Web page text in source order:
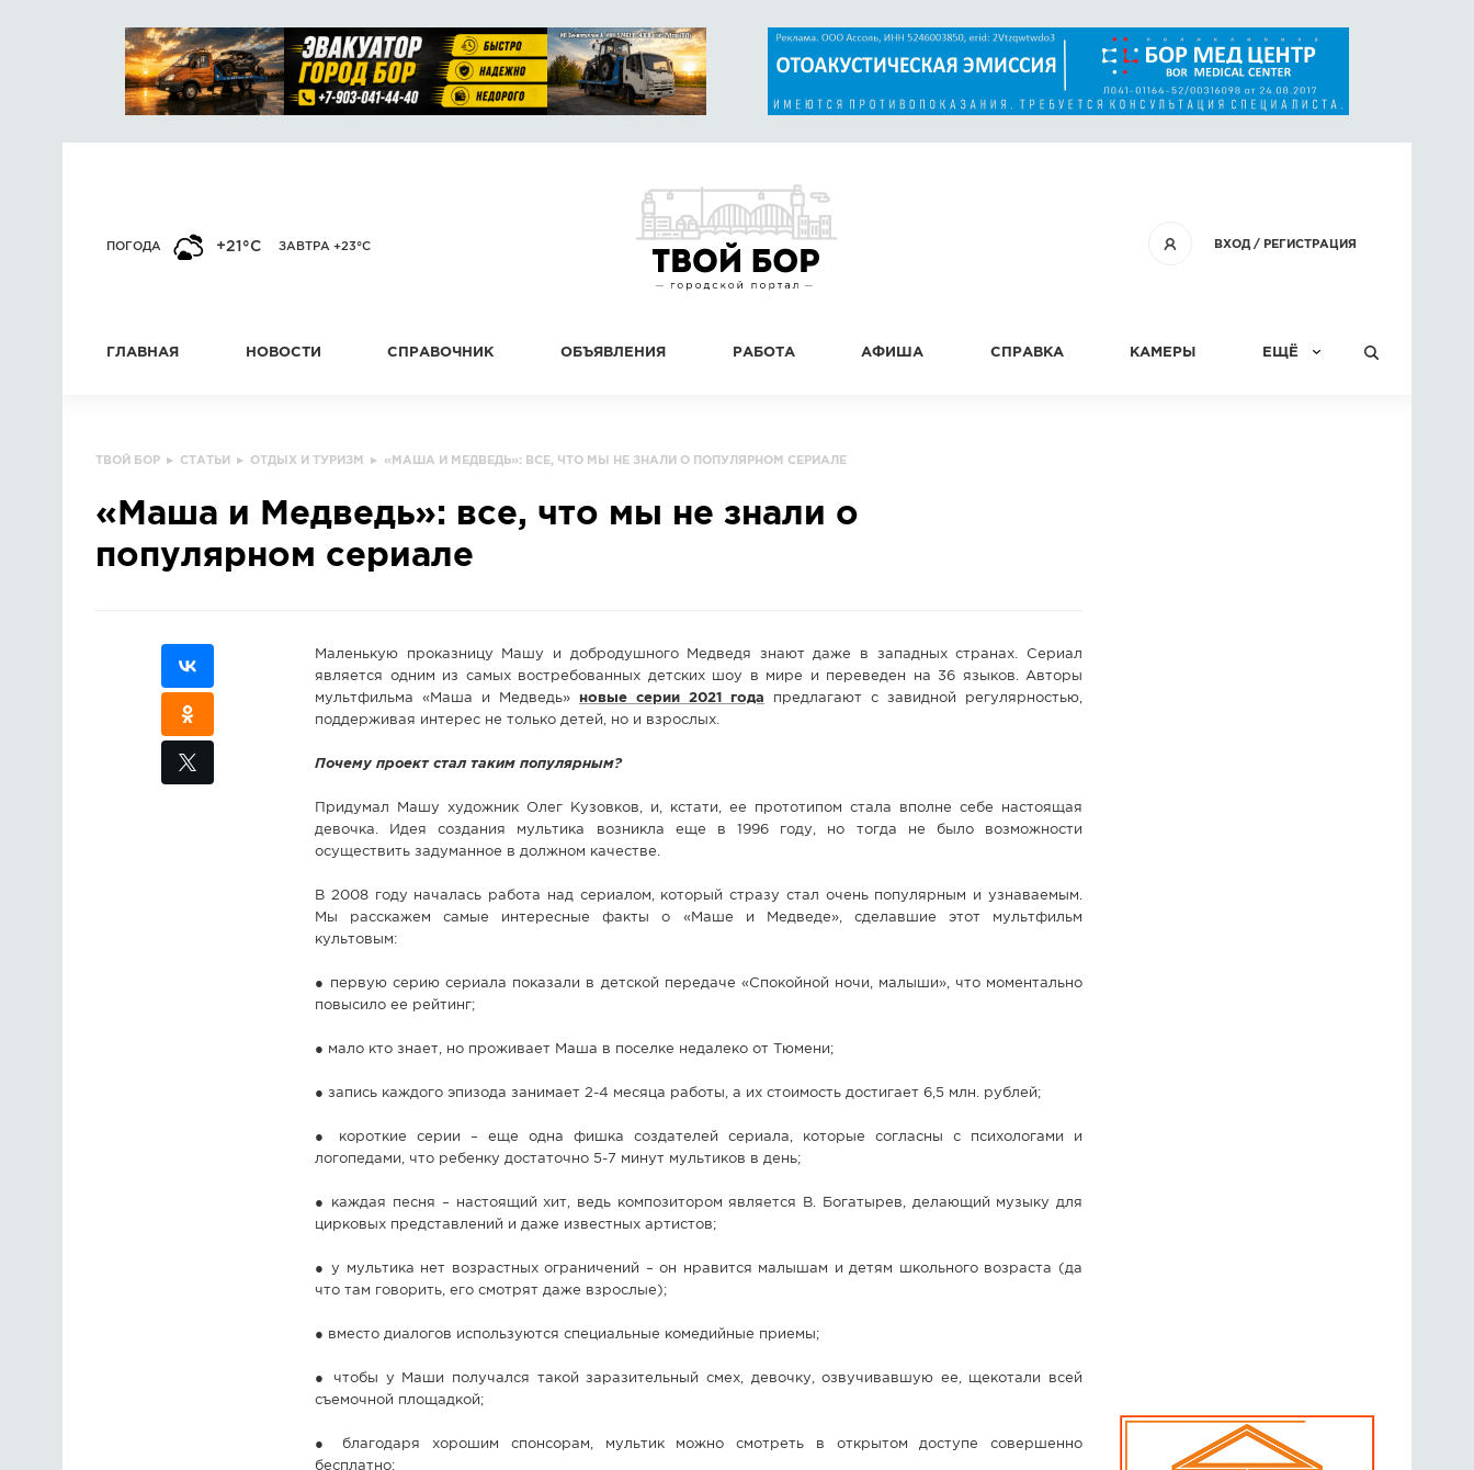
ВХОД/ РЕГИСТРАЦИЯ
ПОГОДА +21°C ЗАВТРА +23°C
ГЛАВНАЯ НОВОСТИ СПРАВОЧНИК ОБЪЯВЛЕНИЯ РАБОТА АФИША СПРАВКА КАМЕРЫ ЕЩЁ
ТВОЙ БОР ▸ СТАТЬИ ▸ ОТДЫХ И ТУРИЗМ ▸ «МАША И МЕДВЕДЬ»: ВСЕ, ЧТО МЫ НЕ ЗНАЛИ О ПОПУЛЯРНОМ СЕРИАЛЕ
«Маша и Медведь»: все, что мы не знали о
популярном сериале
Маленькую проказницу Машу и добродушного Медведя знают даже в западных странах. Сериал
является одним из самых востребованных детских шоу в мире и переведен на 36 языков. Авторы
мультфильма «Маша и Медведь» новые серии 2021 года
предлагают с завидной регулярностью,
поддерживая интерес не только детей, но и взрослых.
Почему проект стал таким популярным?
Придумал Машу художник Олег Кузовков, и, кстати, ее прототипом стала вполне себе настоящая
девочка. Идея создания мультика возникла еще в 1996 году, но тогда не было возможности
осуществить задуманное в должном качестве.
В 2008 году началась работа над сериалом, который стразу стал очень популярным и узнаваемым.
Мы расскажем самые интересные факты о «Маше и Медведе», сделавшие этот мультфильм
культовым:
● первую серию сериала показали в детской передаче «Спокойной ночи, малыши», что моментально
повысило ее рейтинг;
● мало кто знает, но проживает Маша в поселке недалеко от Тюмени;
● запись каждого эпизода занимает 2-4 месяца работы, а их стоимость достигает 6,5 млн. рублей;
● короткие серии – еще одна фишка создателей сериала, которые согласны с психологами и
логопедами, что ребенку достаточно 5-7 минут мультиков в день;
● каждая песня – настоящий хит, ведь композитором является В. Богатырев, делающий музыку для
цирковых представлений и даже известных артистов;
● у мультика нет возрастных ограничений – он нравится малышам и детям школьного возраста (да
что там говорить, его смотрят даже взрослые);
● вместо диалогов используются специальные комедийные приемы;
● чтобы у Маши получался такой заразительный смех, девочку, озвучивавшую ее, щекотали всей
съемочной площадкой;
● благодаря хорошим спонсорам, мультик можно смотреть в открытом доступе совершенно
бесплатно;